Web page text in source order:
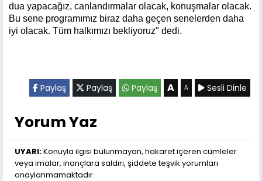
dua yapacağız, canlandırmalar olacak, konuşmalar olacak.
Bu sene programımız biraz daha geçen senelerden daha
iyi olacak. Tüm halkımızı bekliyoruz" dedi.
Paylaş Paylaş Paylaş A A Sesli Dinle
Yorum Yaz
UYARI:Konuyla ilgisi bulunmayan, hakaret içeren cümleler
veya imalar, inançlara saldırı, şiddete teşvik yorumları
onaylanmamaktadır.